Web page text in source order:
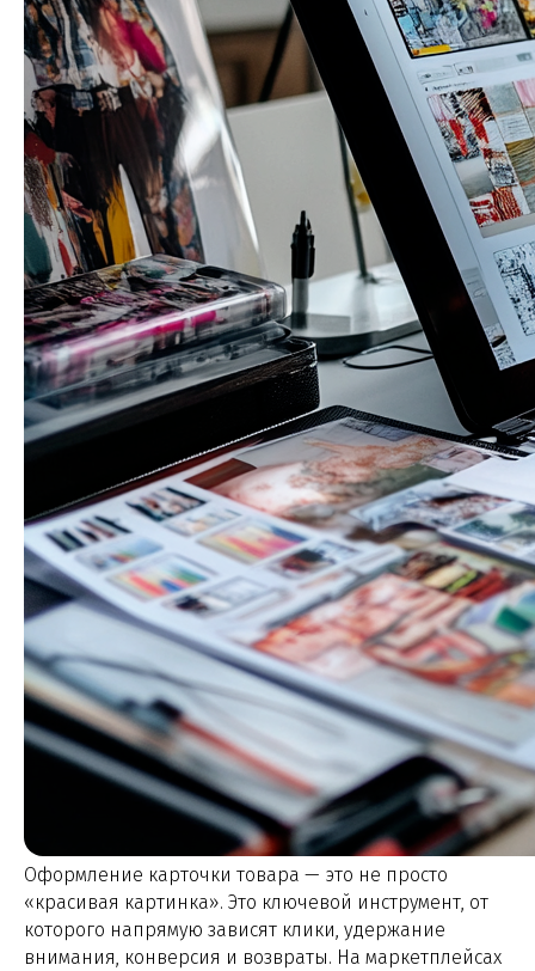
Оформление карточки товара — это не просто
«красивая картинка». Это ключевой инструмент, от
которого напрямую зависят клики, удержание
внимания, конверсия и возвраты. На маркетплейсах